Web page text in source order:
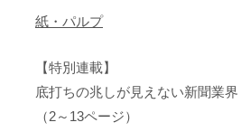
紙・パルプ
【特別連載】
底打ちの兆しが見えない新聞業
（2～13ページ）